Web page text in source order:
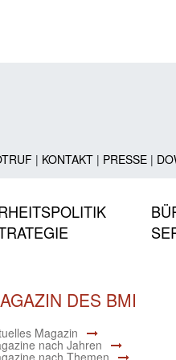
| KONTAKT| PRESSE|
DES BMI
Magazin
nach Jahren
nach Themen